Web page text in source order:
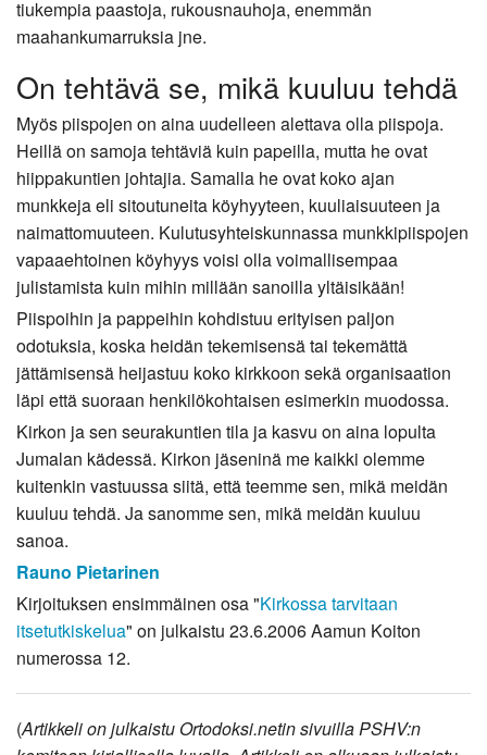
tiukempia paastoja, rukousnauhoja, enemmän
maahankumarruksia jne.
On tehtävä se, mikä kuuluu tehdä
Myös piispojen on aina uudelleen alettava olla piispoja.
Heillä on samoja tehtäviä kuin papeilla, mutta he ovat
hiippakuntien johtajia. Samalla he ovat koko ajan
munkkeja eli sitoutuneita köyhyyteen, kuuliaisuuteen ja
naimattomuuteen. Kulutusyhteiskunnassa munkkipiispojen
vapaaehtoinen köyhyys voisi olla voimallisempaa
julistamista kuin mihin millään sanoilla yltäisikään!
Piispoihin ja pappeihin kohdistuu erityisen paljon
odotuksia, koska heidän tekemisensä tai tekemättä
jättämisensä heijastuu koko kirkkoon sekä organisaation
läpi että suoraan henkilökohtaisen esimerkin muodossa.
Kirkon ja sen seurakuntien tila ja kasvu on aina lopulta
Jumalan kädessä. Kirkon jäseninä me kaikki olemme
kuitenkin vastuussa siitä, että teemme sen, mikä meidän
kuuluu tehdä. Ja sanomme sen, mikä meidän kuuluu
sanoa.
Rauno Pietarinen
Kirjoituksen ensimmäinen osa "Kirkossa tarvitaan
itsetutkiskelua" on julkaistu 23.6.2006 Aamun Koiton
numerossa 12.
(Artikkeli on julkaistu Ortodoksi.netin sivuilla PSHV:n